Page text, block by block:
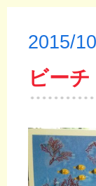
2015/
ビー